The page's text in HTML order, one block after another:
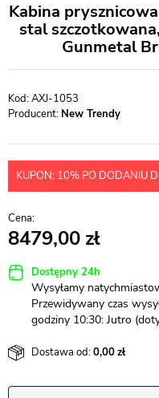
Kabina
stal
Gunmetal
AXJ-1053
Producent: New Trendy
KUPON: 10% PO DODANIU
8479,00
Dostępny 24h
Wysyłamy
Przewidywany czas
godziny 10:30: Jutro
Dostawa od:0,00